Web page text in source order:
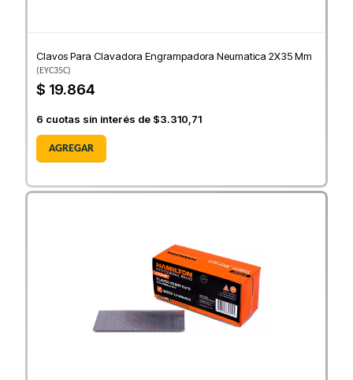
Clavos Para Clavadora Engrampadora Neumatica 2X35 Mm
(EYC35C)
$ 19.864
6 cuotas sin interés de $3.310,71
AGREGAR